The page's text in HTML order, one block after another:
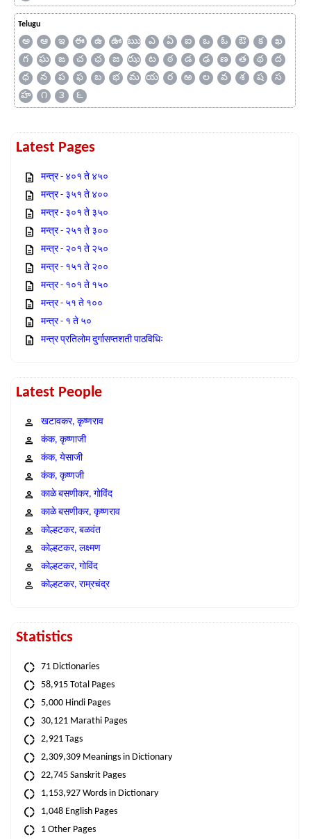
Telugu
అ ఆ ఇ ఈ ఉ ఊ ఋ ఎ ఏ ఐ ఒ ఓ ఔ క
ఖ
గ
ఘ ఙ చ ఛ జ ఝ ట ఠ డ ఢ ణ త థ
ద
ధ
న ప ఫ బ భ మ య ర ఱ ల వ శ ష
స
హ
౧ ౩ ౬
Latest Pages
मन्त्र - ४०१ ते ४५०
मन्त्र - ३५१ ते ४००
मन्त्र - ३०१ ते ३५०
मन्त्र - २५१ ते ३००
मन्त्र - २०१ ते २५०
मन्त्र - १५१ ते २००
मन्त्र - १०१ ते १५०
मन्त्र - ५१ ते १००
मन्त्र - १ ते ५०
मन्त्र प्रतिलोम दुर्गासप्तशती पाठविधिः
Latest People
खटावकर, कृष्णराव
कंक, कृष्णाजी
कंक, येसाजी
कंक, कृष्णजी
काळे बसणीकर, गोविंद
काळे बसणीकर, कृष्णराव
कोल्हटकर, बळवंत
कोल्हटकर, लक्ष्मण
कोल्हटकर, गोविंद
कोल्हटकर, राम्रचंद्र
Statistics
71 Dictionaries
58,915 Total Pages
5,000 Hindi Pages
30,121 Marathi Pages
2,921 Tags
2,309,309 Meanings in Dictionary
22,745 Sanskrit Pages
1,153,927 Words in Dictionary
1,048 English Pages
1 Other Pages